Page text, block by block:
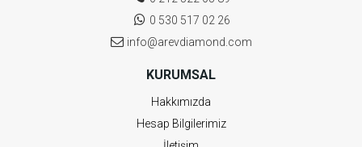
0 530 517 02 26
info@arevdiamond.com
KURUMSAL
Hakkımızda
Hesap Bilgilerimiz